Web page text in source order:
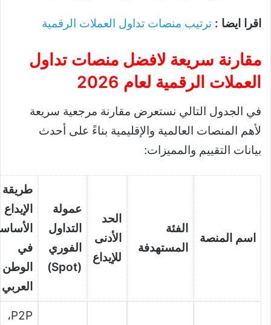
اقرا ايضا : ترتيب منصات تداول العملات الرقمية
مقارنة سريعة لافضل منصات تداول
العملات الرقمية لعام 2026
في الجدول التالي نستعرض مقارنة مرجعية سريعة
لأهم المنصات العالمية والإقليمية بناءً على أحدث
بيانات التقييم والمميزات:
اسم المنصة
الفئة
المستهدفة
الحد
الأدنى
للإيداع
عمولة
التداول
الفوري
(Spot)
طريقة
الإيداع
في
الوطن
العربي
P2P،